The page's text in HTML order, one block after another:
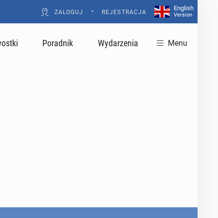
ZALOGUJ • REJESTRACJA
English
Version
Poradnik Wydarzenia Menu